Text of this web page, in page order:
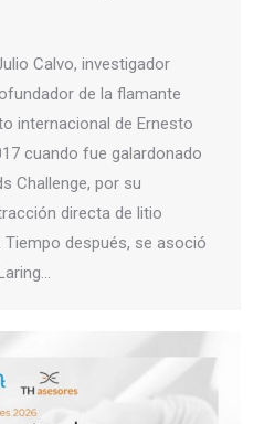
Calvo, investigador
de la flamante
internacional de Ernesto
cuando fue galardonado
Challenge, por su
directa de litio
después, se asoció